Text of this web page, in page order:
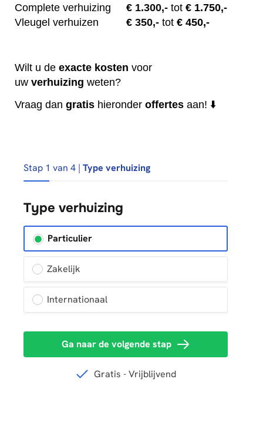
Complete verhuizing
€ 1.300,- tot € 1.750,-
Vleugel verhuizen
€ 350,- tot € 450,-
Wilt u de exacte kosten voor
uw verhuizing weten?
Vraag dan gratis hieronder offertes aan! ⬇️